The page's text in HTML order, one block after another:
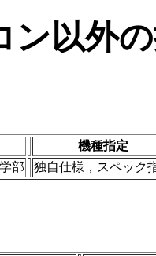
ン以外
機種指定
部 独自仕様，スペック